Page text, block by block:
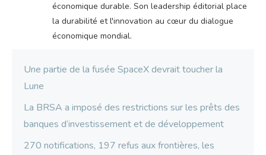
économique durable. Son leadership éditorial place
la durabilité et l'innovation au cœur du dialogue
économique mondial.
Une partie de la fusée SpaceX devrait toucher la
Lune
La BRSA a imposé des restrictions sur les prêts des
banques d’investissement et de développement
270 notifications, 197 refus aux frontières, les